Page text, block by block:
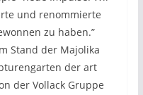
und renommierte
zu haben.”
Stand der Majolika
der art
der Vollack Gruppe